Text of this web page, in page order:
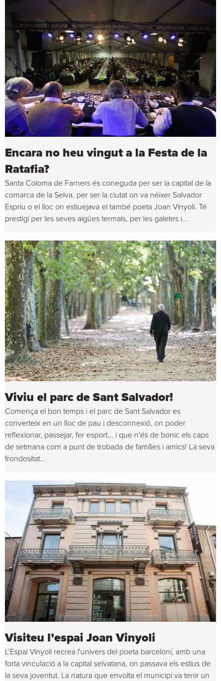
Encara no heu vingut a la Festa de la
Ratafia?
Santa Coloma de Farners és coneguda per ser la capital de la
comarca de la Selva, per ser la ciutat on va néixer Salvador
Espriu o el lloc on estiuejava el també poeta Joan Vinyoli. Té
prestigi per les seves aigües termals, per les galetes i...
Viviu el parc de Sant Salvador!
Comença el bon temps i el parc de Sant Salvador es
converteix en un lloc de pau i desconnexió, on poder
reflexionar, passejar, fer esport... i que n'és de bonic els caps
de setmana com a punt de trobada de famílies i amics! La seva
frondositat...
Visiteu l’espai Joan Vinyoli
L’Espai Vinyoli recrea l'univers del poeta barceloní, amb una
forta vinculació a la capital selvatana, on passava els estius de
la seva joventut. La natura que envolta el municipi va tenir un